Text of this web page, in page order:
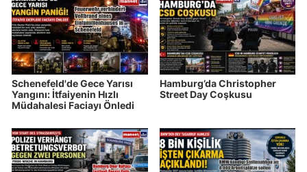
Schenefeld'de Gece Yarısı
Yangını: İtfaiyenin Hızlı
Müdahalesi Faciayı Önledi
Hamburg’da Christopher
Street Day Coşkusu